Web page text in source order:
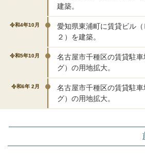
建築。
令和4年10月
愛知県東浦町に賃貸ビル
２）を建築。
令和5年10月
名古屋市千種区の賃貸駐
グ）の用地拡大。
令和6年 2月
名古屋市千種区の賃貸駐
グ）の用地拡大。